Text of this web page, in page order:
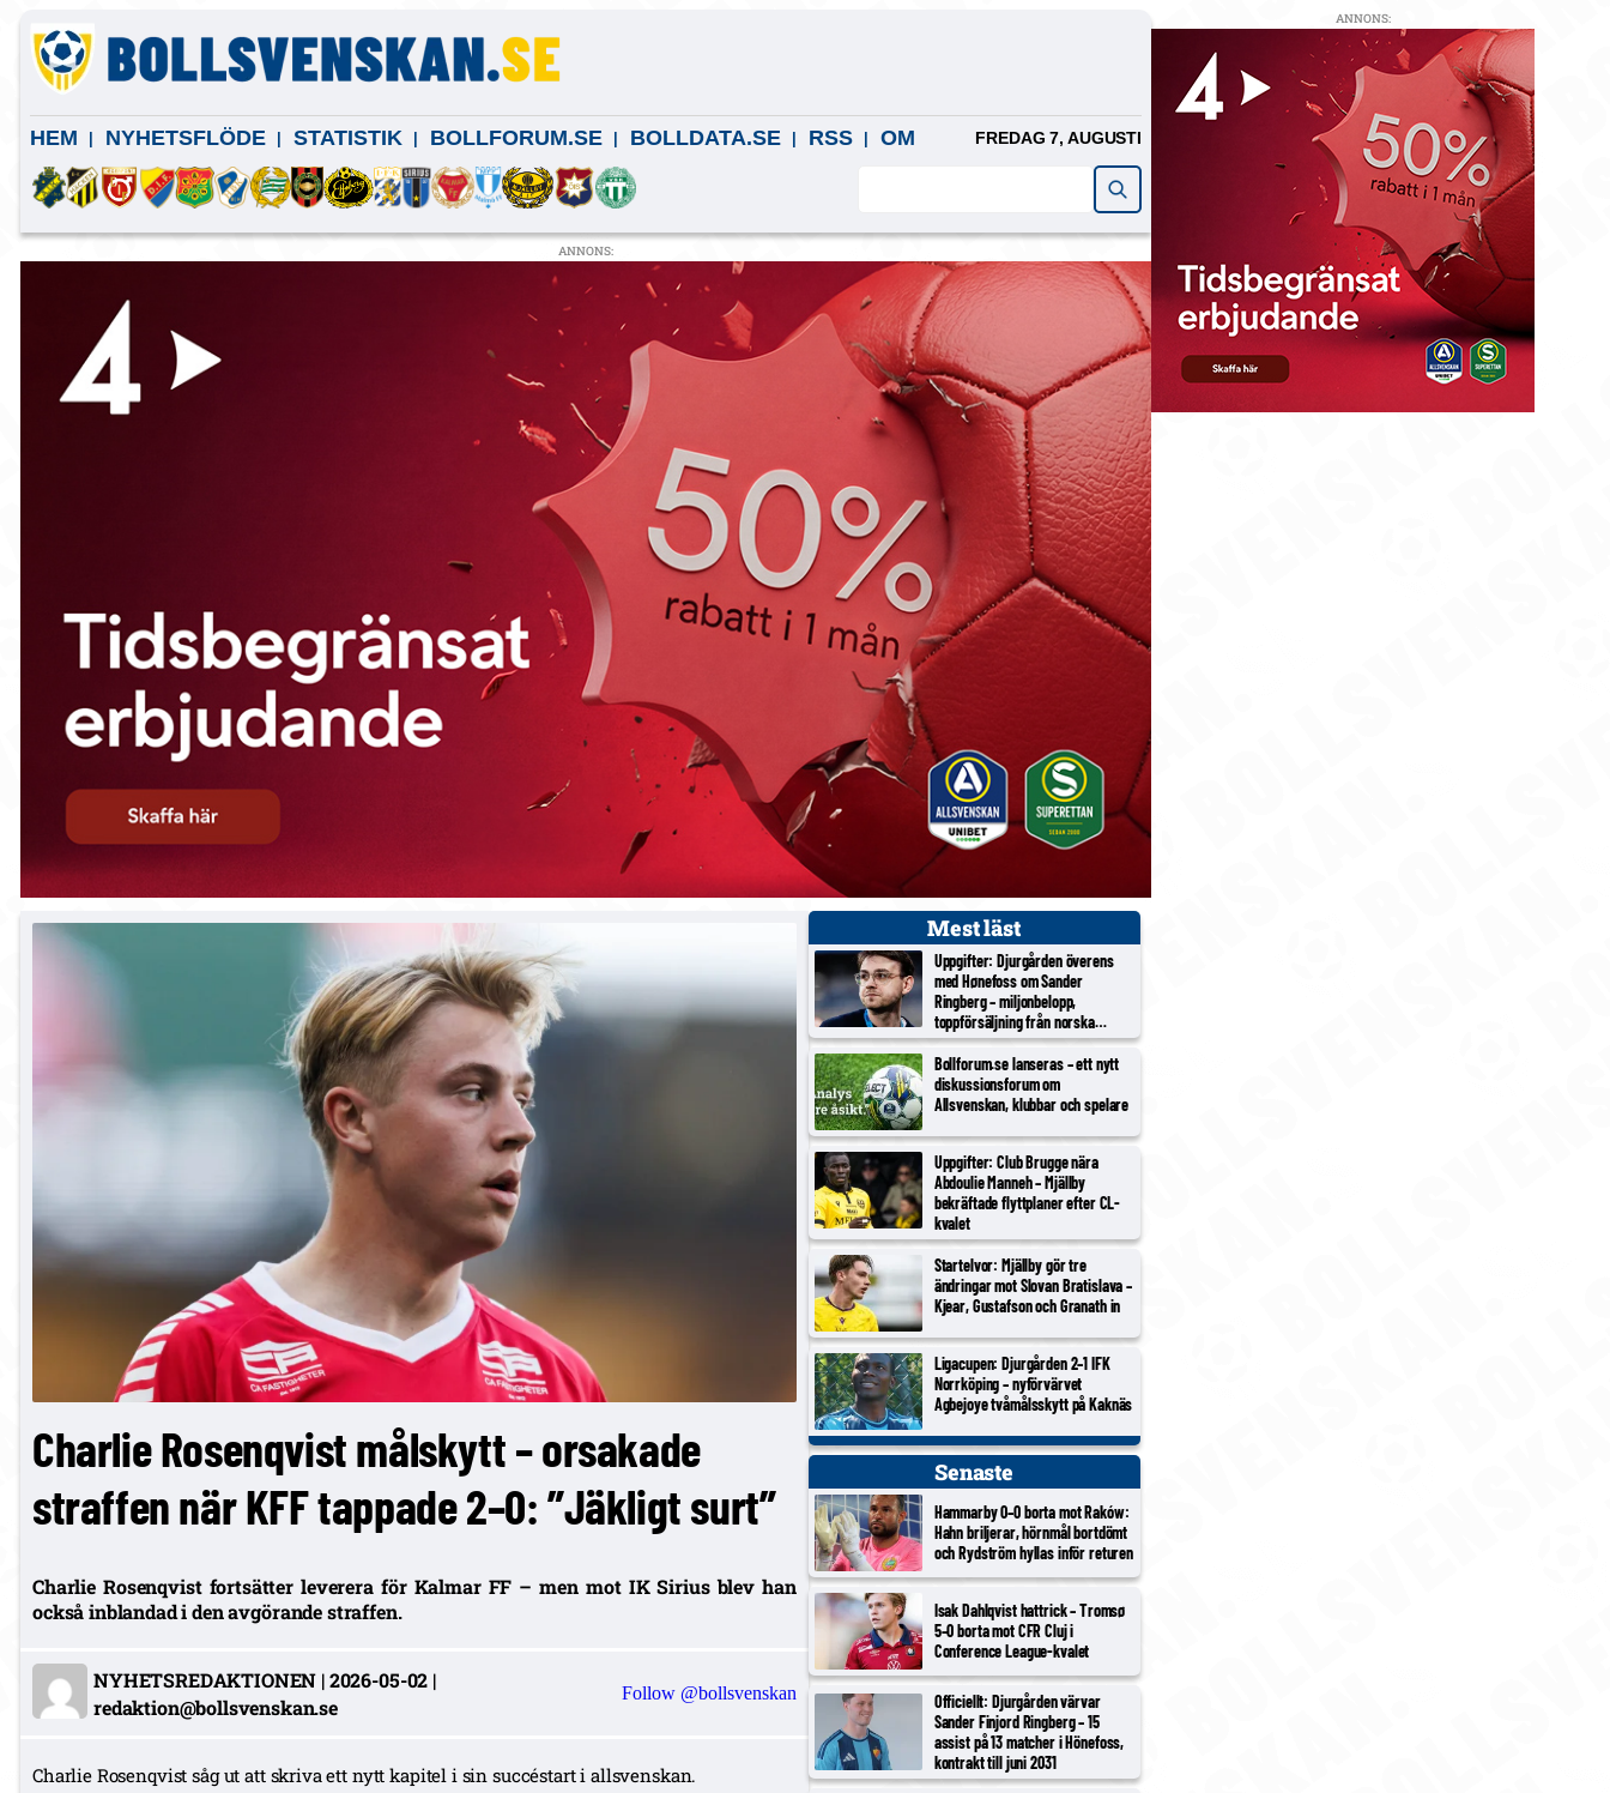
HEM NYHETSFLÖDE STATISTIK BOLLFORUM.SE BOLLDATA.SE RSS OM FREDAG 7, AUGUSTI
ANNONS:
Charlie Rosenqvist målskytt – orsakade
straffen när KFF tappade 2–0: ”Jäkligt surt”
Charlie Rosenqvist fortsätter leverera för Kalmar FF – men mot IK Sirius blev han
också inblandad i den avgörande straffen.
NYHETSREDAKTIONEN |2026-05-02 |
redaktion@bollsvenskan.se
Follow @bollsvenskan
Charlie Rosenqvist såg ut att skriva ett nytt kapitel i sin succéstart i allsvenskan.
Mest läst
Uppgifter: Djurgården överens
med Hønefoss om Sander
Ringberg – miljonbelopp,
toppförsäljning från norska
tredjeligan
Bollforum.se lanseras – ett nytt
diskussionsforum om
Allsvenskan, klubbar och spelare
Uppgifter: Club Brugge nära
Abdoulie Manneh – Mjällby
bekräftade flyttplaner efter CL-
kvalet
Startelvor: Mjällby gör tre
ändringar mot Slovan Bratislava –
Kjear, Gustafson och Granath in
Ligacupen: Djurgården 2–1 IFK
Norrköping – nyförvärvet
Agbejoye tvåmålsskytt på Kaknäs
Senaste
Hammarby 0–0 borta mot Raków:
Hahn briljerar, hörnmål bortdömt
och Rydström hyllas inför returen
Isak Dahlqvist hattrick – Tromsø
5–0 borta mot CFR Cluj i
Conference League-kvalet
Officiellt: Djurgården värvar
Sander Finjord Ringberg – 15
assist på 13 matcher i Hönefoss,
kontrakt till juni 2031
ANNONS: